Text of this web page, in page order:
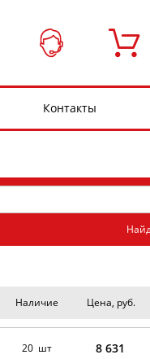
Контакты
Наличие Цена, руб.
20 шт 8 631